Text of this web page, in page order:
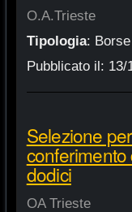
O.A.Trieste
Tipologia:
Pubblicato il: 13/
Selezione
dodici
OA Trieste